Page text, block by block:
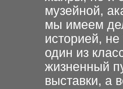
музейной,
мы имеем
историей,
один из
жизненный
выставки, а